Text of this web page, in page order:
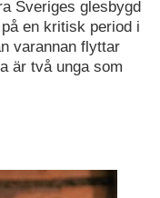
Sveriges glesbygd
en kritisk period i
varannan flyttar
är två unga som